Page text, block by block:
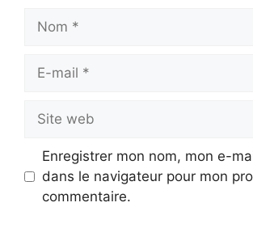
Nom
Site
web
Enregistrer mon nom, mon e-
dans le navigateur pour mon
commentaire.